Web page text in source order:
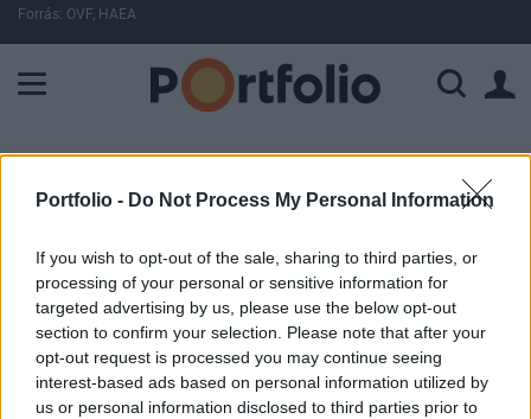
Portfolio - Do Not Process My Personal Information
If you wish to opt-out of the sale, sharing to third parties, or
processing of your personal or sensitive information for
targeted advertising by us, please use the below opt-out
section to confirm your selection. Please note that after your
opt-out request is processed you may continue seeing
interest-based ads based on personal information utilized by
us or personal information disclosed to third parties prior to
Forrás: OVF, HAEA
Portfolio
2025. szeptember 24. 13:32
Rendkívüli közgyűlést hívott össze október 30-ra a
Rába – derül ki a társaság közleményéből.